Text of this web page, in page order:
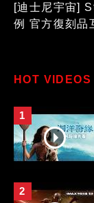
[迪士尼宇宙]
例 官方復刻品
HOT VIDEOS
1
2